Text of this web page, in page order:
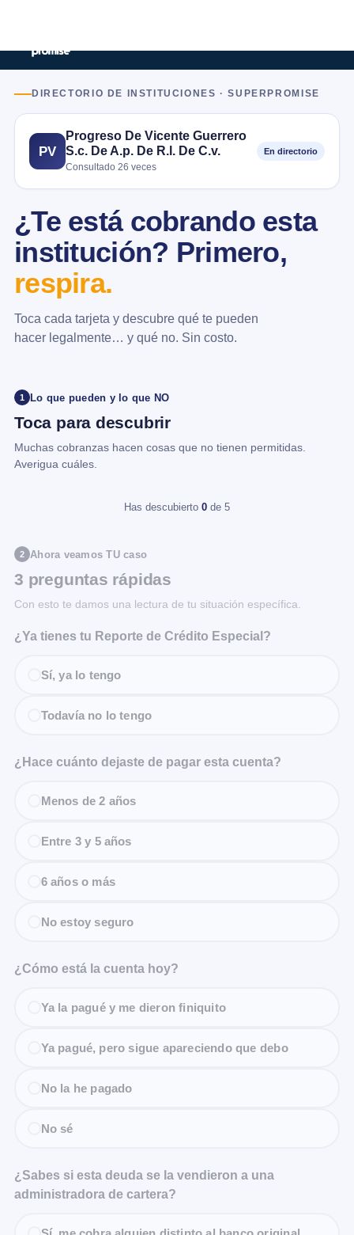
DIRECTORIO DE INSTITUCIONES · SUPERPROMISE
PV
Progreso De Vicente Guerrero
S.c. De A.p. De R.l. De C.v.
Consultado 26 veces
En directorio
¿Te está cobrando esta
institución? Primero,
respira.
Toca cada tarjeta y descubre qué te pueden
hacer legalmente… y qué no. Sin costo.
1 Lo que pueden y lo que NO
Toca para descubrir
Muchas cobranzas hacen cosas que no tienen permitidas.
Averigua cuáles.
Has descubierto 0 de 5
2 Ahora veamos TU caso
3 preguntas rápidas
Con esto te damos una lectura de tu situación específica.
¿Ya tienes tu Reporte de Crédito Especial?
Sí, ya lo tengo
Todavía no lo tengo
¿Hace cuánto dejaste de pagar esta cuenta?
Menos de 2 años
Entre 3 y 5 años
6 años o más
No estoy seguro
¿Cómo está la cuenta hoy?
Ya la pagué y me dieron finiquito
Ya pagué, pero sigue apareciendo que debo
No la he pagado
No sé
¿Sabes si esta deuda se la vendieron a una
administradora de cartera?